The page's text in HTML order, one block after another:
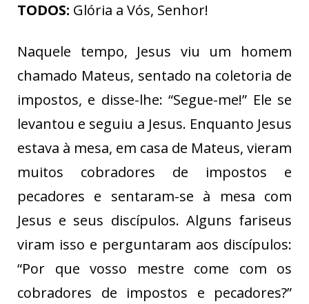
TODOS: Glória a Vós, Senhor!
Naquele tempo, Jesus viu um homem
chamado Mateus, sentado na coletoria de
impostos, e disse-lhe: “Segue-me!” Ele se
levantou e seguiu a Jesus. Enquanto Jesus
estava à mesa, em casa de Mateus, vieram
muitos cobradores de impostos e
pecadores e sentaram-se à mesa com
Jesus e seus discípulos. Alguns fariseus
viram isso e perguntaram aos discípulos:
“Por que vosso mestre come com os
cobradores de impostos e pecadores?”